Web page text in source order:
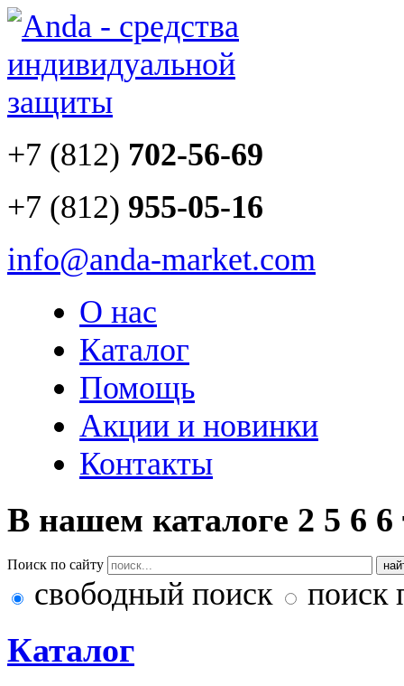
+7 (812) 702-56-69
+7 (812) 955-05-16
info@anda-market.com
О нас
Каталог
Помощь
Акции и новинки
Контакты
В нашем каталоге 2 5 6 6
Поиск по сайту
свободный поиск поиск
Каталог